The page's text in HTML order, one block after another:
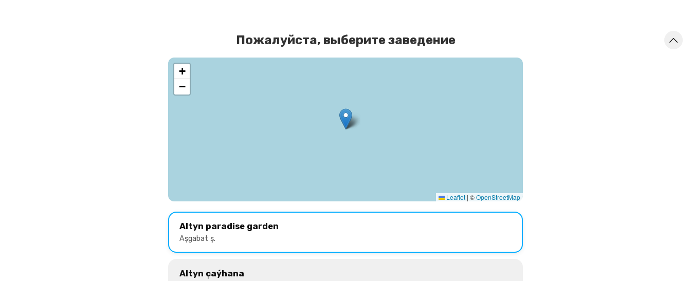
Пожалуйста, выберите заведение
+
−
Leaflet | ©OpenStreetMap
Altyn paradise garden
Aşgabat ş.
Altyn çaýhana